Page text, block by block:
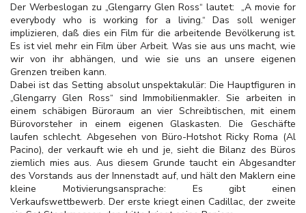
Der Werbeslogan zu „Glengarry Glen Ross“ lautet: „A movie for
everybody who is working for a living.“ Das soll weniger
implizieren, daß dies ein Film für die arbeitende Bevölkerung ist.
Es ist viel mehr ein Film über Arbeit. Was sie aus uns macht, wie
wir von ihr abhängen, und wie sie uns an unsere eigenen
Grenzen treiben kann.
Dabei ist das Setting absolut unspektakulär: Die Hauptfiguren in
„Glengarry Glen Ross“ sind Immobilienmakler. Sie arbeiten in
einem schäbigen Büroraum an vier Schreibtischen, mit einem
Bürovorsteher in einem eigenen Glaskasten. Die Geschäfte
laufen schlecht. Abgesehen von Büro-Hotshot Ricky Roma (Al
Pacino), der verkauft wie eh und je, sieht die Bilanz des Büros
ziemlich mies aus. Aus diesem Grunde taucht ein Abgesandter
des Vorstands aus der Innenstadt auf, und hält den Maklern eine
kleine Motivierungsansprache: Es gibt einen
Verkaufswettbewerb. Der erste kriegt einen Cadillac, der zweite